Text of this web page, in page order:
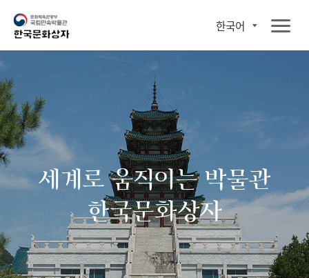
한국어
세계로 움직이는 박물관
한국문화상자